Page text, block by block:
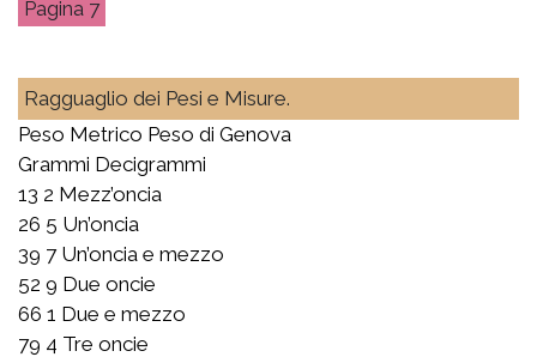
7
Ragguaglio dei Pesi e Misure.
Peso Metrico Peso di Genova
Grammi Decigrammi
13 2 Mezz’oncia
26 5 Un’oncia
39 7 Un’oncia e mezzo
52 9 Due oncie
66 1 Due e mezzo
79 4 Tre oncie